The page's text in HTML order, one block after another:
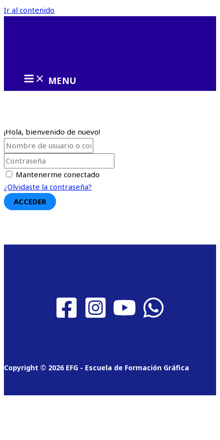
Ir al contenido
MENU
¡Hola, bienvenido de nuevo!
Mantenerme conectado
¿Olvidaste la contraseña?
ACCEDER
Copyright © 2026 EFG - Escuela de Formación Gráfica